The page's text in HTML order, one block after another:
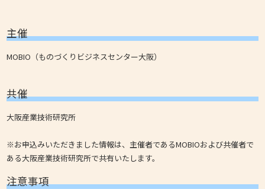
主催
MOBIO（ものづくりビジネスセンター大阪）
共催
大阪産業技術研究所
※お申込みいただきました情報は、主催者であるMOBIOおよび共催者で
ある大阪産業技術研究所で共有いたします。
注意事項